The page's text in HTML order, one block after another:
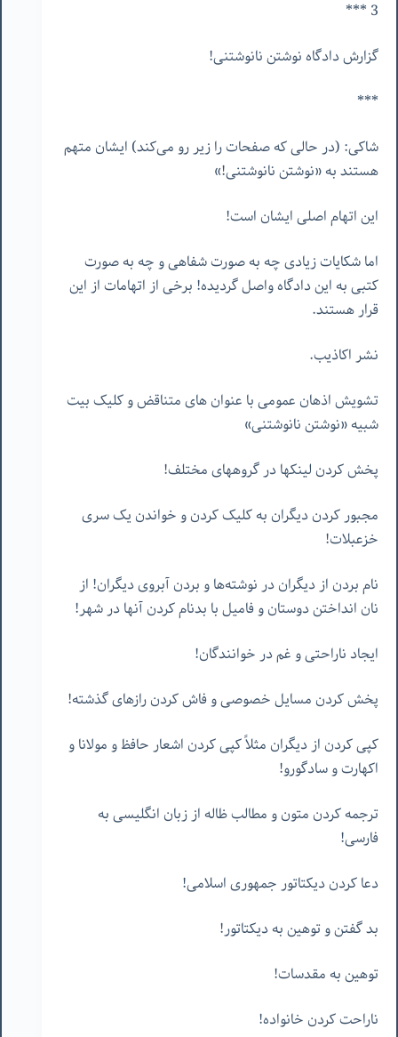
3 ***
گزارش دادگاه نوشتن نانوشتنی!
***
شاکی: (در حالی که صفحات را زیر رو می‌کند) ایشان متهم
هستند به «نوشتن نانوشتنی!»
این اتهام اصلی ایشان است!
اما شکایات زیادی چه به صورت شفاهی و چه به صورت
کتبی به این دادگاه واصل گردیده! برخی از اتهامات از این
قرار هستند.
نشر اکاذیب.
تشویش اذهان عمومی با عنوان های متناقض و کلیک بیت
شبیه «نوشتن نانوشتنی»
پخش کردن لینکها در گروههای مختلف!
مجبور کردن دیگران به کلیک کردن و خواندن یک سری
خزعبلات!
نام بردن از دیگران در نوشته‌ها و بردن آبروی دیگران! از
نان انداختن دوستان و فامیل با بدنام کردن آنها در شهر!
ایجاد ناراحتی و غم در خوانندگان!
پخش کردن مسایل خصوصی و فاش کردن رازهای گذشته!
کپی کردن از دیگران مثلاً کپی کردن اشعار حافظ و مولانا و
اکهارت و سادگورو!
ترجمه کردن متون و مطالب ظاله از زبان انگلیسی به
فارسی!
دعا کردن دیکتاتور جمهوری اسلامی!
بد گفتن و توهین به دیکتاتور!
توهین به مقدسات!
ناراحت کردن خانواده!